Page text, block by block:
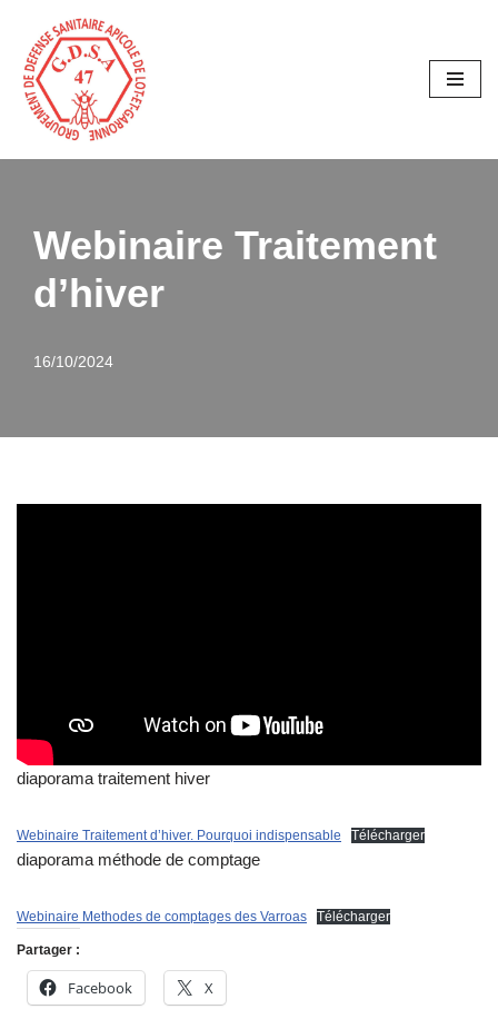
Aller
au
contenu
Webinaire Traitement
d’hiver
16/10/2024
diaporama traitement hiver
Webinaire Traitement d’hiver. Pourquoi indispensable Télécharger
diaporama méthode de comptage
Webinaire Methodes de comptages des Varroas Télécharger
Partager :
Facebook X